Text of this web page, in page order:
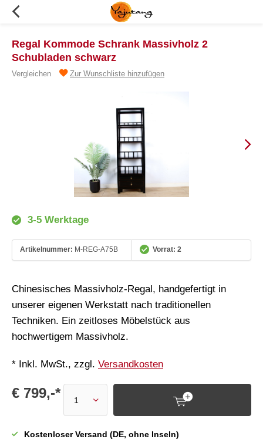
Regal Kommode Schrank Massivholz 2
Schubladen schwarz
Vergleichen Zur Wunschliste hinzufügen
3-5 Werktage
Artikelnummer: M-REG-A75B Vorrat: 2
Chinesisches Massivholz-Regal, handgefertigt in
unserer eigenen Werkstatt nach traditionellen
Techniken. Ein zeitloses Möbelstück aus
hochwertigem Massivholz.
* Inkl. MwSt., zzgl. Versandkosten
€ 799,-*
Kostenloser Versand (DE, ohne Inseln)